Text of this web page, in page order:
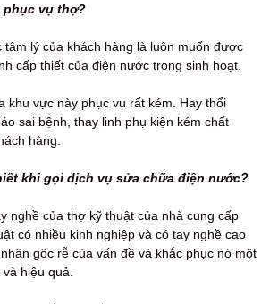
phục vụ thợ?
tâm lý của khách hàng là luôn muốn được
cấp thiết của điện nước trong sinh hoạt.
khu vực này phục vụ rất kém. Hay thổi
sai bệnh, thay linh phụ kiện kém chất
hàng.
khi gọi dịch vụ sửa chữa điện nước?
nghề của thợ kỹ thuật của nhà cung cấp
có nhiều kinh nghiệp và có tay nghề cao
gốc rễ của vấn đề và khắc phục nó một
hiệu quả.